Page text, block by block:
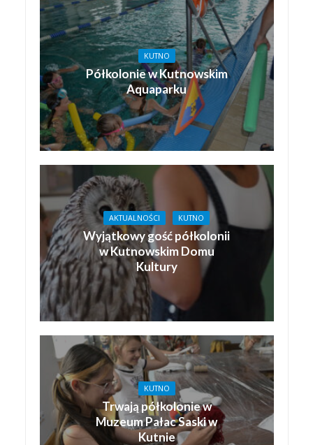
KUTNO
Półkolonie w Kutnowskim
Aquaparku
AKTUALNOŚCI KUTNO
Wyjątkowy gość półkolonii
w Kutnowskim Domu
Kultury
KUTNO
Trwają półkolonie w
Muzeum Pałac Saski w
Kutnie